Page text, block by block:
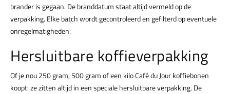
brander is gegaan. De branddatum staat altijd vermeld op de
verpakking. Elke batch wordt gecontroleerd en gefilterd op eventuele
onregelmatigheden.
Hersluitbare koffieverpakking
Of je nou 250 gram, 500 gram of een kilo Café du Jour koffiebonen
koopt: ze zitten altijd in een speciale hersluitbare verpakking. De